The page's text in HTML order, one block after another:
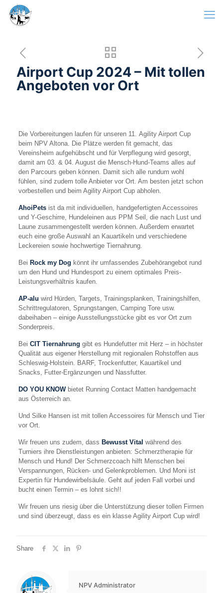
Airport Cup 2024 – Mit tollen
Angeboten vor Ort
Die Vorbereitungen laufen für unseren 11. Agility Airport Cup
beim NPV Altona. Die Plätze werden fit gemacht, das
Vereinsheim aufgehübscht und für Verpflegung wird gesorgt,
damit am 03. & 04. August die Mensch-Hund-Teams alles auf
den Parcours geben können. Damit sich alle rundum wohl
fühlen, sind zudem tolle Anbieter vor Ort. Am besten jetzt schon
vorbestellen und beim Agility Airport Cup abholen.
AhoiPetsist da mit individuellen, handgefertigten Accessoires
und Y-Geschirre, Hundeleinen aus PPM Seil, die nach Lust und
Laune zusammengestellt werden können. Außerdem erwartet
euch eine große Auswahl an Kauartikeln und verschiedene
Leckereien sowie hochwertige Tiernahrung.
Bei Rock my Dog könnt ihr umfassendes Zubehörangebot rund
um den Hund und Hundesport zu einem optimales Preis-
Leistungsverhältnis kaufen.
AP-alu wird Hürden, Targets, Trainingsplanken, Trainingshilfen,
Schrittregulatoren, Sprungstangen, Camping Tore usw.
dabeihaben – einige Ausstellungsstücke gibt es vor Ort zum
Sonderpreis.
Bei CIT Tiernahrung gibt es Hundefutter mit Herz – in höchster
Qualität aus eigener Herstellung mit regionalen Rohstoffen aus
Schleswig-Holstein. BARF, Trockenfutter, Kauartikel und
Snacks, Futter-Ergänzungen und Nassfutter.
DO YOU KNOWbietet Running Contact Matten handgemacht
aus Österreich an.
Und Silke Hansen ist mit tollen Accessoires für Mensch und Tier
vor Ort.
Wir freuen uns zudem, dass Bewusst Vital während des
Turniers ihre Dienstleistungen anbieten: Schmerztherapie für
Mensch und Hund! Der Schmerzcoach hilft Menschen bei
Verspannungen, Rücken- und Gelenkproblemen. Und Moni ist
Expertin für Hundewirbelsäule. Geht auf jeden Fall vorbei und
bucht einen Termin – es lohnt sich!!
Wir freuen uns riesig über die Unterstützung dieser tollen Firmen
und sind überzeugt, dass es ein klasse Agility Airport Cup wird!
Share
NPV Administrator